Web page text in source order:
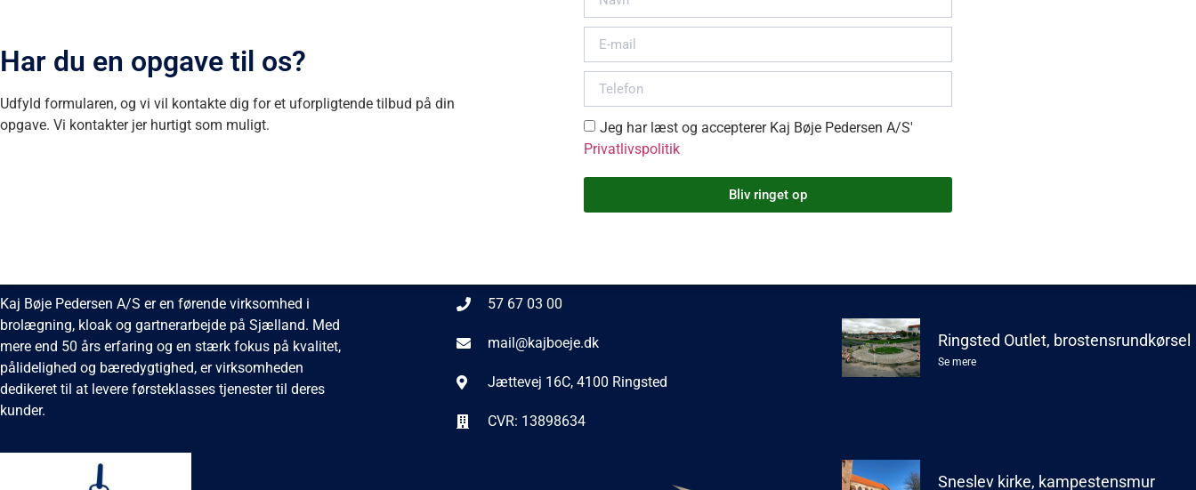
Har du en opgave til os?
Udfyld formularen, og vi vil kontakte dig for et uforpligtende tilbud på din
opgave. Vi kontakter jer hurtigt som muligt.
Jeg har læst og accepterer Kaj Bøje Pedersen A/S'
Privatlivspolitik
Bliv ringet op
Kaj Bøje Pedersen A/S er en førende virksomhed i
brolægning, kloak og gartnerarbejde på Sjælland. Med
mere end 50 års erfaring og en stærk fokus på kvalitet,
pålidelighed og bæredygtighed, er virksomheden
dedikeret til at levere førsteklasses tjenester til deres
kunder.
57 67 03 00
mail@kajboeje.dk
Jættevej 16C, 4100 Ringsted
CVR: 13898634
Ringsted Outlet, brostensrundkørsel
Se mere
Sneslev kirke, kampestensmur